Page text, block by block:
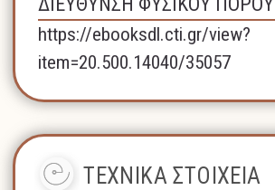
https://ebooksdl.cti.gr/view?
item=20.500.14040/35057
ΤΕΧΝΙΚΑ ΣΤΟΙΧΕΙΑ